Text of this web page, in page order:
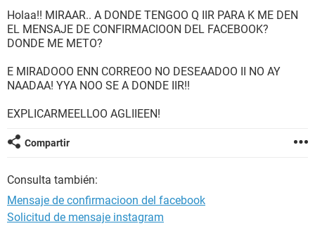
Holaa!! MIRAAR.. A DONDE TENGOO Q IIR PARA K ME DEN
EL MENSAJE DE CONFIRMACIOON DEL FACEBOOK?
DONDE ME METO?
E MIRADOOO ENN CORREOO NO DESEAADOO II NO AY
NAADAA! YYA NOO SE A DONDE IIR!!
EXPLICARMEELLOO AGLIIEEN!
Compartir
Consulta también:
Mensaje de confirmacioon del facebook
Solicitud de mensaje instagram